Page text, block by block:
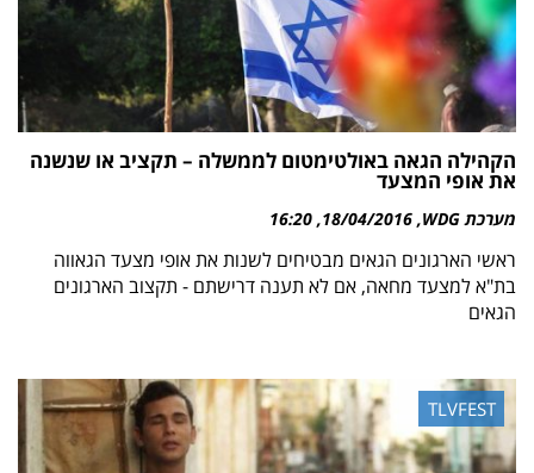
הקהילה הגאה באולטימטום לממשלה – תקציב או שנשנה
את אופי המצעד
מערכת WDG 18/04/2016
16:20
ראשי הארגונים הגאים מבטיחים לשנות את אופי מצעד הגאווה
בת"א למצעד מחאה, אם לא תענה דרישתם - תקצוב הארגונים
הגאים
TLVFEST